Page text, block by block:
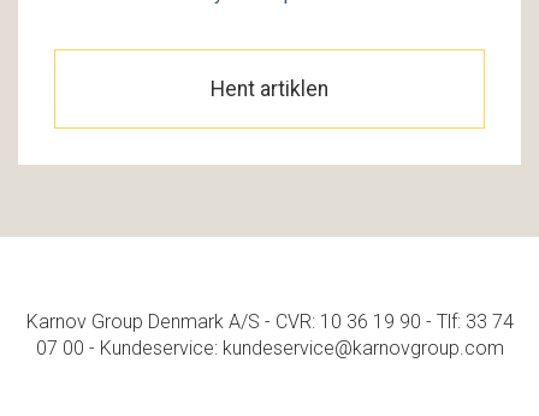
Karnov Group Denmark A/S - CVR: 10 36 19 90 - Tlf: 33 74
07 00 - Kundeservice: kundeservice@karnovgroup.com